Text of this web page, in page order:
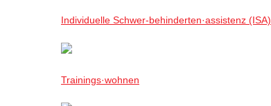
Individuelle Schwer-behinderten·assistenz (ISA)
Trainings·wohnen